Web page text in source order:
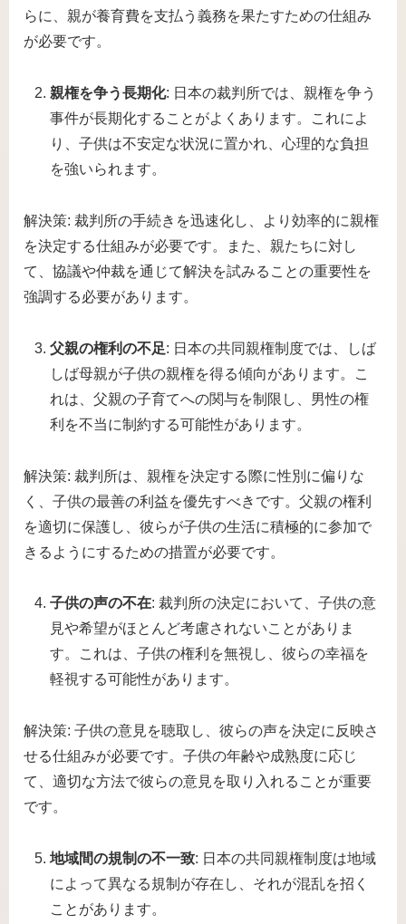
らに、親が養育費を支払う義務を果たすための仕組み
が必要です。
親権を争う長期化: 日本の裁判所では、親権を争う
事件が長期化することがよくあります。これによ
り、子供は不安定な状況に置かれ、心理的な負担
を強いられます。
解決策: 裁判所の手続きを迅速化し、より効率的に親権
を決定する仕組みが必要です。また、親たちに対し
て、協議や仲裁を通じて解決を試みることの重要性を
強調する必要があります。
父親の権利の不足: 日本の共同親権制度では、しば
しば母親が子供の親権を得る傾向があります。こ
れは、父親の子育てへの関与を制限し、男性の権
利を不当に制約する可能性があります。
解決策: 裁判所は、親権を決定する際に性別に偏りな
く、子供の最善の利益を優先すべきです。父親の権利
を適切に保護し、彼らが子供の生活に積極的に参加で
きるようにするための措置が必要です。
子供の声の不在: 裁判所の決定において、子供の意
見や希望がほとんど考慮されないことがありま
す。これは、子供の権利を無視し、彼らの幸福を
軽視する可能性があります。
解決策: 子供の意見を聴取し、彼らの声を決定に反映さ
せる仕組みが必要です。子供の年齢や成熟度に応じ
て、適切な方法で彼らの意見を取り入れることが重要
です。
地域間の規制の不一致: 日本の共同親権制度は地域
によって異なる規制が存在し、それが混乱を招く
ことがあります。